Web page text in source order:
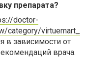
препарата?
doctor-
category/virtuemart_
в зависимости от
врача.